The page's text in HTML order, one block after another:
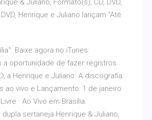
& Juliano, Formato(s), CD, DVD,
Henrique e Juliano lançam "Até
Baixe agora no iTunes:
a oportunidade de fazer registros
a Henrique e Juliano A discografia
ao vivo e Lançamento: 1 de janeiro
· Ao Vivo em Brasília.
sertaneja Henrique & Juliano,